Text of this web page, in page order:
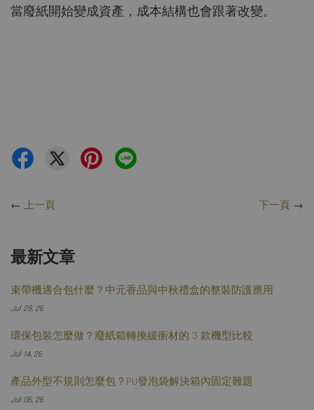
當廢紙開始變成資產，成本結構也會跟著改變。
← 上一頁 下一頁 →
最新文章
束帶機適合包什麼？中元香品與中秋禮盒的整裝防護應用
Jul 28, 26
環保包裝怎麼做？廢紙箱轉換緩衝材的 3 款機型比較
Jul 14, 26
產品外型不規則怎麼包？PU發泡袋解決箱內固定難題
Jul 06, 26